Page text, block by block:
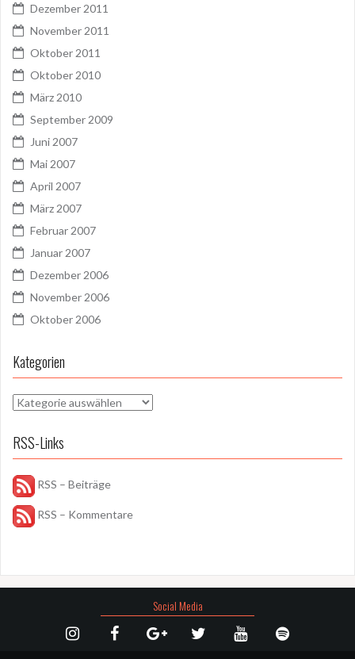
Dezember 2011
November 2011
Oktober 2011
Oktober 2010
März 2010
September 2009
Juni 2007
Mai 2007
April 2007
März 2007
Februar 2007
Januar 2007
Dezember 2006
November 2006
Oktober 2006
Kategorien
Kategorien
RSS-Links
RSS – Beiträge
RSS – Kommentare
Social Media